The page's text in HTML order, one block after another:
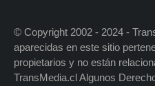
© Copyright 2002 - 2024 -
aparecidas en este sitio
propietarios y no están
TransMedia.cl Algunos